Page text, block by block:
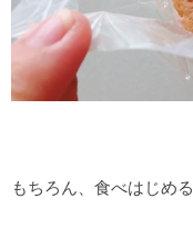
もちろん、食べはじめ